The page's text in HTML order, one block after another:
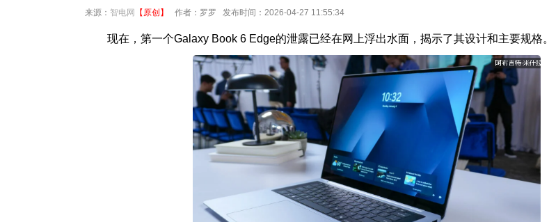
来源： 智电网 【原创】 作者：罗罗 发布时间：2026-04-27 11:55:34
现在，第一个Galaxy Book 6 Edge的泄露已经在网上浮出水面，揭示了其设计和主要规格。